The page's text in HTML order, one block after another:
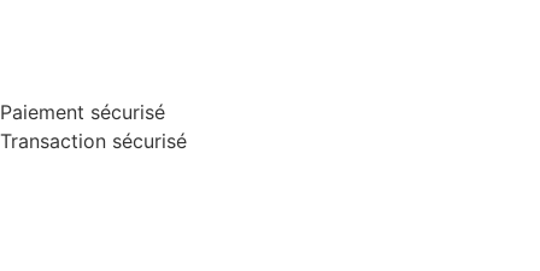
Paiement sécurisé
Transaction sécurisé